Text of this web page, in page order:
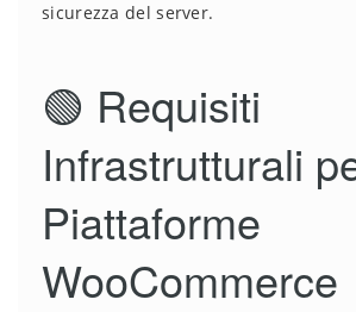
sicurezza del server.
🟢 Requisiti
Infrastrutturali
Piattaforme
WooCommerce